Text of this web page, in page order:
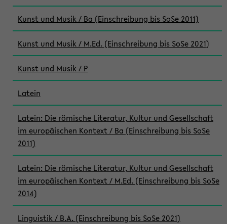
Kunst und Musik / Ba (Einschreibung bis SoSe 2011)
Kunst und Musik / M.Ed. (Einschreibung bis SoSe 2021)
Kunst und Musik / P
Latein
Latein: Die römische Literatur, Kultur und Gesellschaft
im europäischen Kontext / Ba (Einschreibung bis SoSe
2011)
Latein: Die römische Literatur, Kultur und Gesellschaft
im europäischen Kontext / M.Ed. (Einschreibung bis SoSe
2014)
Linguistik / B.A. (Einschreibung bis SoSe 2021)